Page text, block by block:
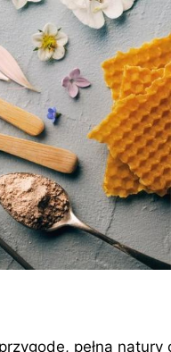
pełną natury